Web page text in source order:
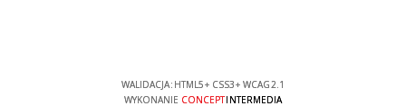
WALIDACJA: HTML5+ CSS3+ WCAG 2.1
WYKONANIE CONCEPTINTERMEDIA